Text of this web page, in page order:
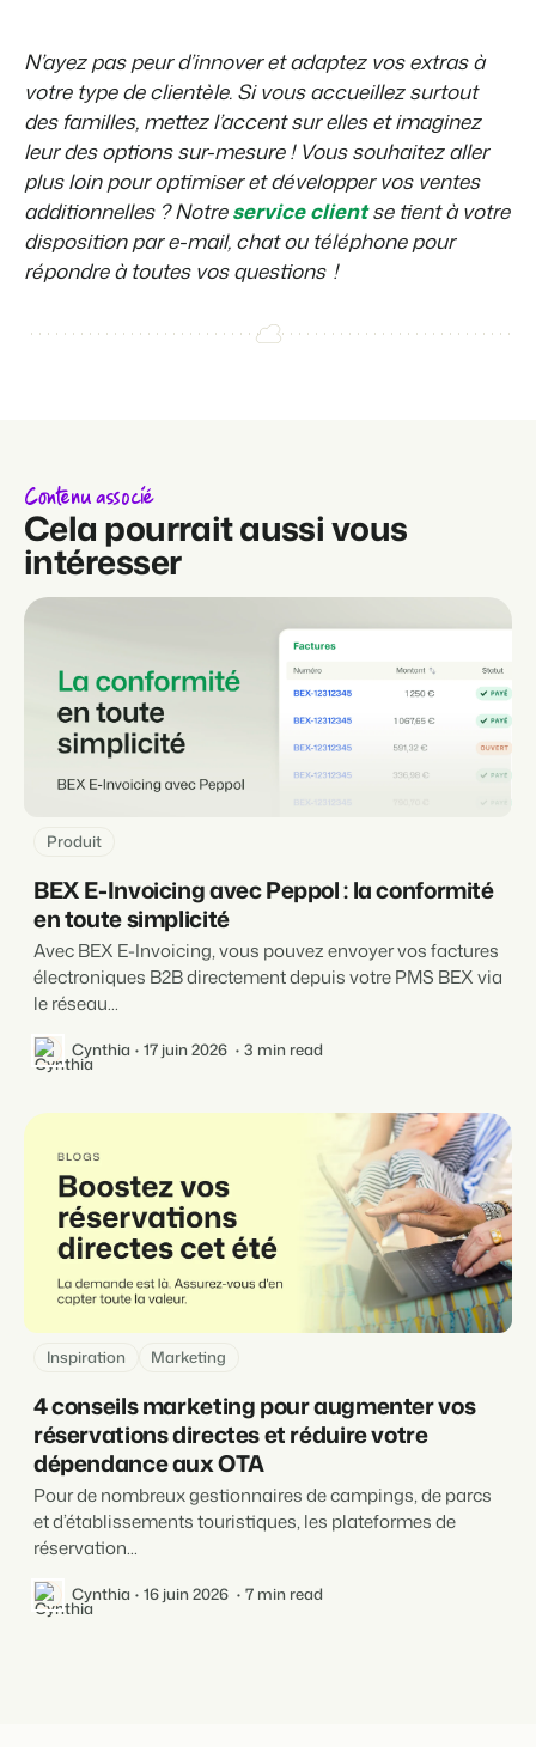
N’ayez pas peur d’innover et adaptez vos extras à
votre type de clientèle. Si vous accueillez surtout
des familles, mettez l’accent sur elles et imaginez
leur des options sur-mesure ! Vous souhaitez aller
plus loin pour optimiser et développer vos ventes
additionnelles ? Notreservice clientse tient à votre
disposition par e-mail, chat ou téléphone pour
répondre à toutes vos questions !
Contenu associé
Cela pourrait aussi vous
intéresser
Produit
BEX E-Invoicing avec Peppol : la conformité
en toute simplicité
Avec BEX E-Invoicing, vous pouvez envoyer vos factures
électroniques B2B directement depuis votre PMS BEX via
le réseau...
Cynthia 17 juin 2026 3 min read
Inspiration Marketing
4 conseils marketing pour augmenter vos
réservations directes et réduire votre
dépendance aux OTA
Pour de nombreux gestionnaires de campings, de parcs
et d’établissements touristiques, les plateformes de
réservation...
Cynthia 16 juin 2026 7 min read